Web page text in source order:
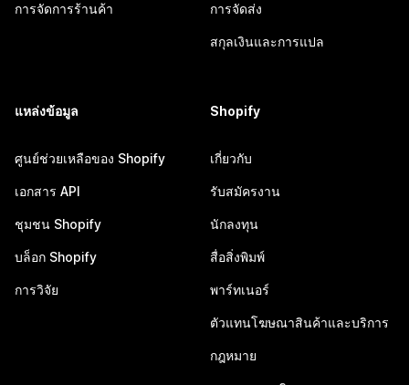
การจัดการร้านค้า การจัดส่ง
สกุลเงินและการแปล
แหล่งข้อมูล
ศูนย์ช่วยเหลือของ Shopify
เอกสาร API
ชุมชน Shopify
บล็อก Shopify
การวิจัย
Shopify
เกี่ยวกับ
รับสมัครงาน
นักลงทุน
สื่อสิ่งพิมพ์
พาร์ทเนอร์
ตัวแทนโฆษณาสินค้าและบริการ
กฎหมาย